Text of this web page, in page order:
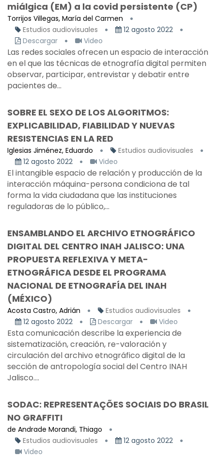
miálgica (EM) a la covid persistente (CP)
Torrijos Villegas, María del Carmen
Estudios audiovisuales
12 agosto 2022
Descargar
Video
Las redes sociales ofrecen un espacio de interacción
en el que las técnicas de etnografía digital permiten
observar, participar, entrevistar y debatir entre
pacientes de...
SOBRE EL SEXO DE LOS ALGORITMOS:
EXPLICABILIDAD, FIABILIDAD Y NUEVAS
RESISTENCIAS EN LA RED
Iglesias Jiménez, Eduardo
Estudios audiovisuales
12 agosto 2022
Video
El intangible espacio de relación y producción de la
interacción máquina-persona condiciona de tal
forma la vida ciudadana que las instituciones
reguladoras de lo público,...
ENSAMBLANDO EL ARCHIVO ETNOGRÁFICO
DIGITAL DEL CENTRO INAH JALISCO: UNA
PROPUESTA REFLEXIVA Y META-
ETNOGRÁFICA DESDE EL PROGRAMA
NACIONAL DE ETNOGRAFÍA DEL INAH
(MÉXICO)
Acosta Castro, Adrián
Estudios audiovisuales
12 agosto 2022
Descargar Video
Esta comunicación describe la experiencia de
sistematización, creación, re-valoración y
circulación del archivo etnográfico digital de la
sección de antropología social del Centro INAH
Jalisco....
SODAC: REPRESENTAÇÕES SOCIAIS DO BRASIL
NO GRAFFITI
de Andrade Morandi, Thiago
Estudios audiovisuales
12 agosto 2022
Video